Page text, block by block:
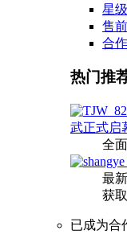
星
售
合
热门推
武正式启
全
最
获取
已成为合